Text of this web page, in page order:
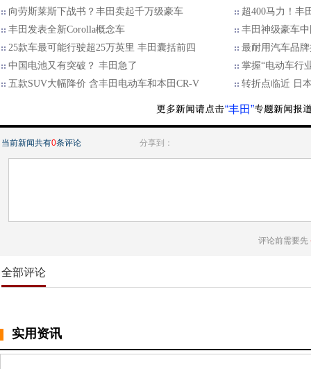
向劳斯莱斯下战书？丰田卖起千万级豪车
超400马力！丰
丰田发表全新Corolla概念车
丰田神级豪车
25款车最可能行驶超25万英里 丰田囊括前四
最耐用汽车品
中国电池又有突破？ 丰田急了
掌握“电动车行
五款SUV大幅降价 含丰田电动车和本田CR-V
转折点临近 日
“丰田”
当前新闻共有0条评论 分享到：
评论前需要先
全部评论
实用资讯